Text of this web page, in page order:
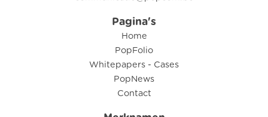
Pagina's
Home
PopFolio
Whitepapers - Cases
PopNews
Contact